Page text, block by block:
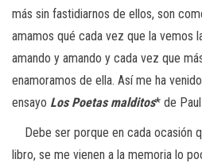
más sin fastidiarnos de ellos, son
amamos qué cada vez que la vemos
amando y amando y cada vez que
enamoramos de ella. Así me ha
ensayo Los Poetas malditos* de
Debe ser porque en cada ocasión
libro, se me vienen a la memoria lo